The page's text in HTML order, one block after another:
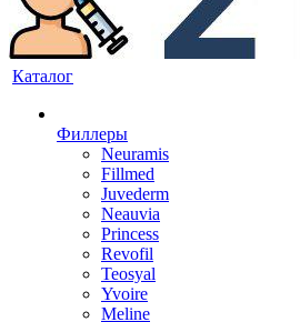
Каталог
Филлеры
Neuramis
Fillmed
Juvederm
Neauvia
Princess
Revofil
Teosyal
Yvoire
Meline